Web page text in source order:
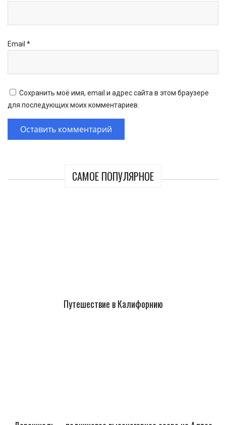
САМОЕ ПОПУЛЯРНОЕ
Путешествие в Калифорнию
Email *
Сохранить моё имя, email и адрес сайта в этом браузере
для последующих моих комментариев.